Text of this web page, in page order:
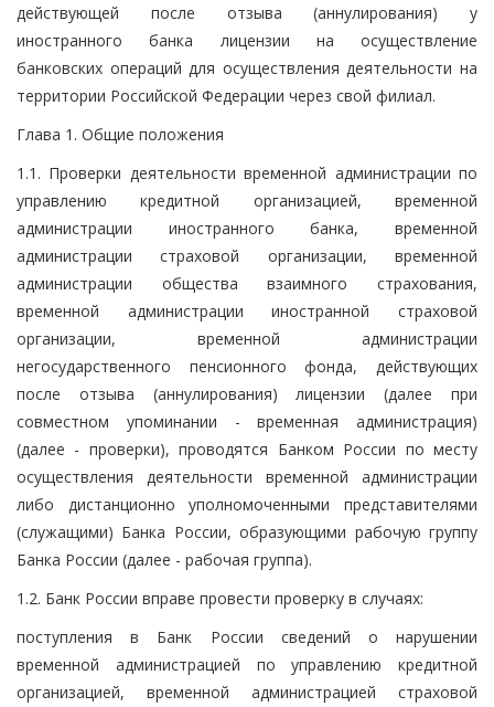
действующей после отзыва (аннулирования) у
иностранного банка лицензии на осуществление
банковских операций для осуществления деятельности на
территории Российской Федерации через свой филиал.
Глава 1. Общие положения
1.1. Проверки деятельности временной администрации по
управлению кредитной организацией, временной
администрации иностранного банка, временной
администрации страховой организации, временной
администрации общества взаимного страхования,
временной администрации иностранной страховой
организации, временной администрации
негосударственного пенсионного фонда, действующих
после отзыва (аннулирования) лицензии (далее при
совместном упоминании - временная администрация)
(далее - проверки), проводятся Банком России по месту
осуществления деятельности временной администрации
либо дистанционно уполномоченными представителями
(служащими) Банка России, образующими рабочую группу
Банка России (далее - рабочая группа).
1.2. Банк России вправе провести проверку в случаях:
поступления в Банк России сведений о нарушении
временной администрацией по управлению кредитной
организацией, временной администрацией страховой